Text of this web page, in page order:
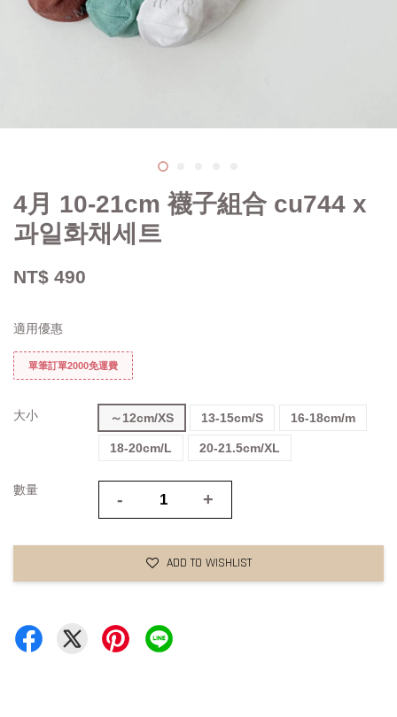
4月 10-21cm 襪子組合 cu744 x
과일화채세트
NT$ 490
適用優惠
單筆訂單2000免運費
大小 ～12cm/XS 13-15cm/S 16-18cm/m
18-20cm/L 20-21.5cm/XL
數量 - +
ADD TO WISHLIST